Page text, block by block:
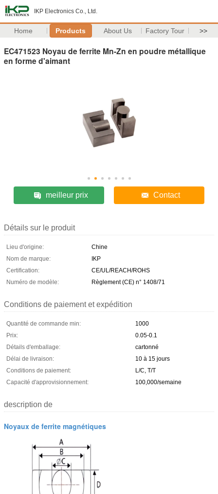
IKP Electronics Co., Ltd.
Home Products About Us Factory Tour >>
EC471523 Noyau de ferrite Mn-Zn en poudre métallique
en forme d'aimant
meilleur prix Contact
Détails sur le produit
Lieu d'origine:
Chine
Nom de marque:
IKP
Certification:
CE/UL/REACH/ROHS
Numéro de modèle:
Règlement (CE) n° 1408/71
Conditions de paiement et expédition
Quantité de commande min:
1000
Prix:
0.05-0.1
Détails d'emballage:
cartonné
Délai de livraison:
10 à 15 jours
Conditions de paiement:
L/C, T/T
Capacité d'approvisionnement:
100,000/semaine
description de
Noyaux de ferrite magnétiques